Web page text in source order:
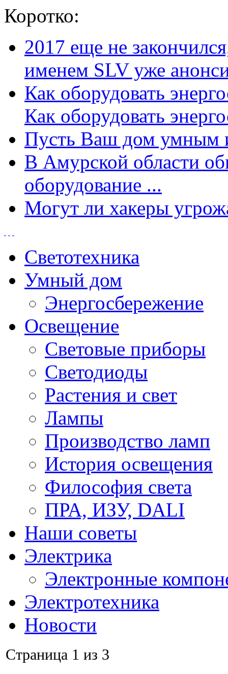
Коротко:
2017 еще не
именем SLV уже
Как оборудовать
Как оборудовать
Пусть Ваш дом умным
В Амурской области
оборудование ...
Могут ли хакеры
Светотехника
Умный дом
Энергосбережение
Освещение
Световые приборы
Светодиоды
Растения и свет
Лампы
Производство ламп
История освещения
Философия света
ПРА, ИЗУ, DALI
Наши советы
Электрика
Электронные
Электротехника
Новости
Страница 1 из 3